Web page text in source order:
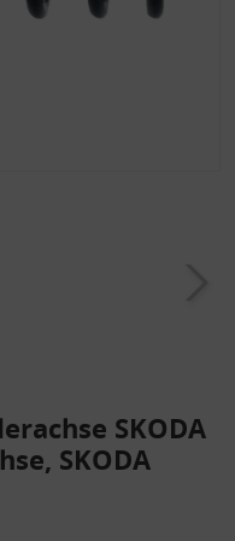
SKODA
SKODA